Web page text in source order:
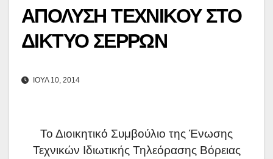
ΑΠΟΛΥΣΗ ΤΕΧΝΙΚΟΥ ΣΤΟ
ΔΙΚΤΥΟ ΣΕΡΡΩΝ
ΙΟΎΛ 10, 2014
Το Διοικητικό Συμβούλιο της Ένωσης
Τεχνικών Ιδιωτικής Τηλεόρασης Βόρειας